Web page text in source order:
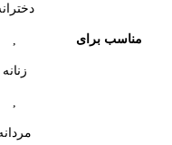
مناسب برای
زنانه